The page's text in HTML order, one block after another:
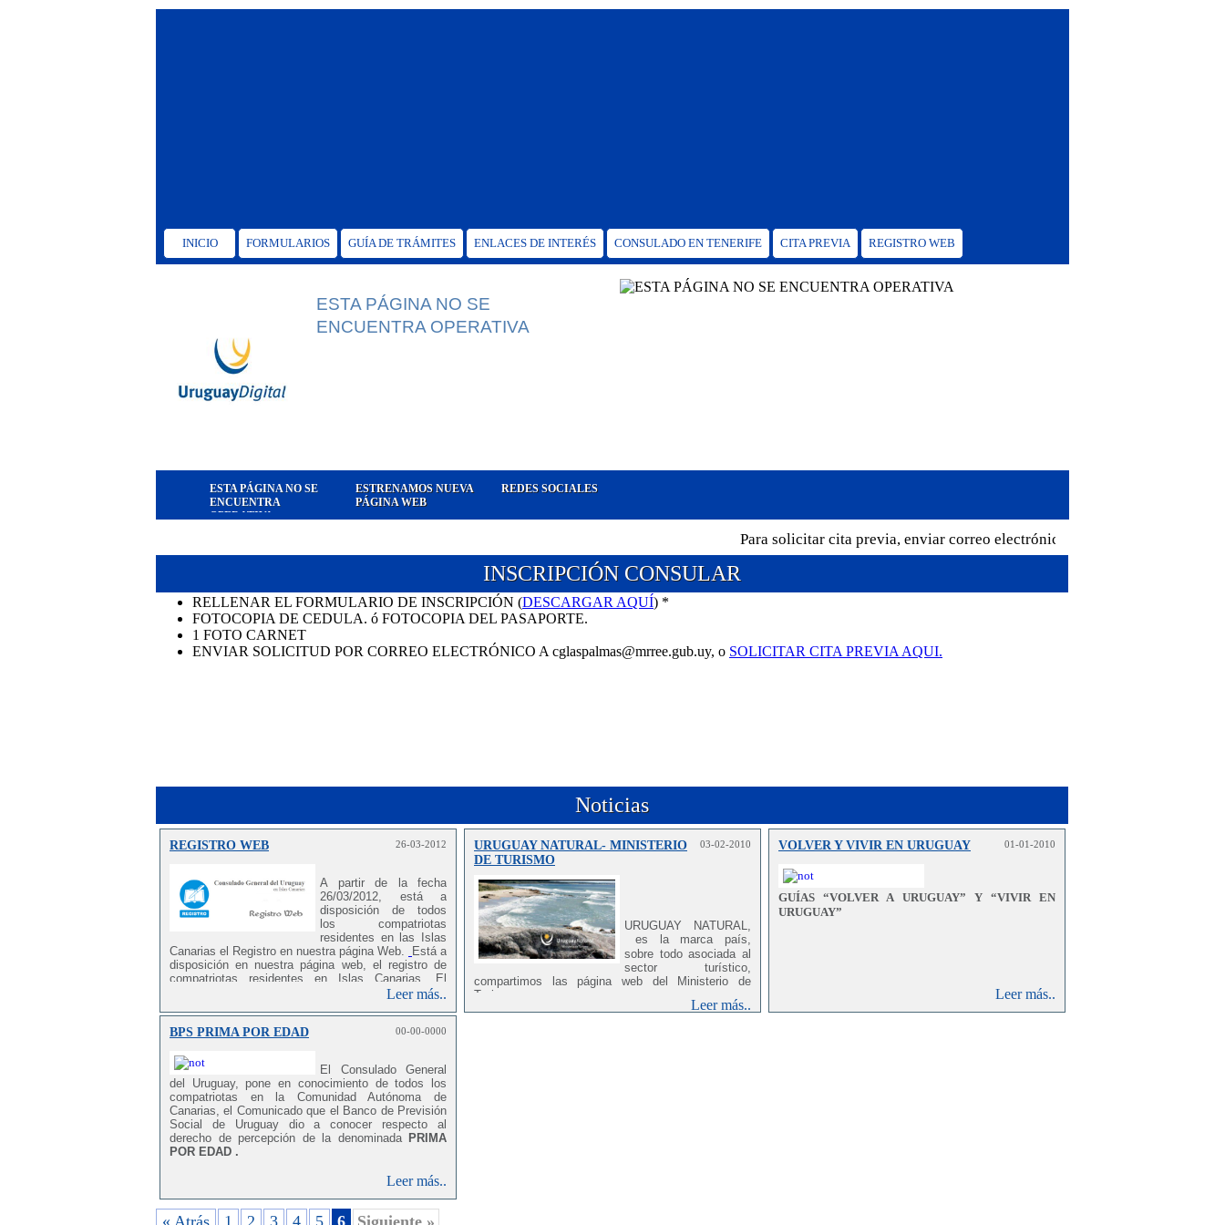
INICIO FORMULARIOS GUÍA DE TRÁMITES ENLACES DE INTERÉS CONSULADO EN TENERIFE CITA PREVIA REGISTRO WEB
ESTA PÁGINA NO SE
ENCUENTRA OPERATIVA
ESTA PÁGINA NO SE
ENCUENTRA
OPERATIVA
ESTRENAMOS NUEVA
PÁGINA WEB
REDES SOCIALES
Para solicitar cita previa, enviar correo electrónico a
INSCRIPCIÓN CONSULAR
RELLENAR EL FORMULARIO DE INSCRIPCIÓN (DESCARGAR AQUÍ) *
FOTOCOPIA DE CEDULA. ó FOTOCOPIA DEL PASAPORTE.
1 FOTO CARNET
ENVIAR SOLICITUD POR CORREO ELECTRÓNICO A cglaspalmas@mrree.gub.uy, o SOLICITAR CITA PREVIA AQUI.
Noticias
REGISTRO WEB 26-03-2012
A partir de la fecha
26/03/2012, está a
disposición de todos
los compatriotas
residentes en las Islas
Canarias el Registro en nuestra página Web.
Está a
disposición en nuestra página web, el registro de
compatriotas residentes en Islas Canarias. El
motivo es recabar información a fin de conocer el
que facilitará a esta Oficina Consular, elaborar una
base de datos que sea lo más aproximada posible a
problemática de nuestros compatriotas,
necesario contar con datos ciertosy que estos
permitan a las autoridades de nuestro país elaborar
políticas más adecuadas para la atención de los
mismos. Para ello, el primer paso es la elaboración
de un registro. Se destaca que todos los datos que
se recaben,serán estrictamente de uso reservado
por parte de este Consulado General Para acceder
Leer más..
URUGUAY NATURAL- MINISTERIO
DE TURISMO
03-02-2010
URUGUAY NATURAL,
es la marca país,
sobre todo asociada al
sector turístico,
compartimos las página web del Ministerio de
Turismo :
Leer más..
VOLVER Y VIVIR EN URUGUAY 01-01-2010
GUÍAS “VOLVER A URUGUAY” Y “VIVIR EN
URUGUAY”
Leer más..
BPS PRIMA POR EDAD 00-00-0000
El Consulado General
del Uruguay, pone en conocimiento de todos los
compatriotas en la Comunidad Autónoma de
Canarias, el Comunicado que el Banco de Previsión
Social de Uruguay dio a conocer respecto al
derecho de percepción de la denominada PRIMA
POR EDAD .
Leer más..
« Atrás 1 2 3 4 5 6 Siguiente »